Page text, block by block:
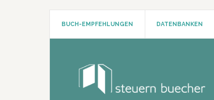
BUCH-EMPFEHLUNGEN DATENBANKEN